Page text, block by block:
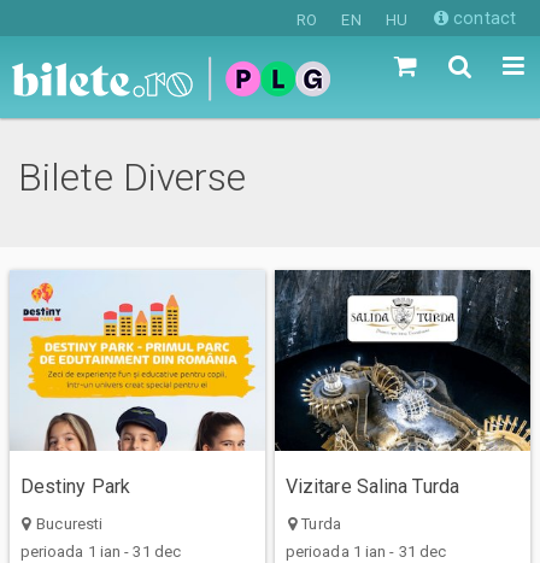
RO EN HU contact
Bilete Diverse
Destiny Park
Bucuresti
perioada 1 ian - 31 dec
Vizitare Salina Turda
Turda
perioada 1 ian - 31 dec